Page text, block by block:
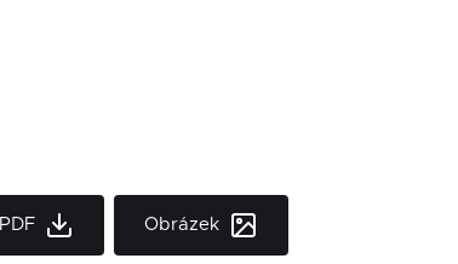
PDF Obrázek